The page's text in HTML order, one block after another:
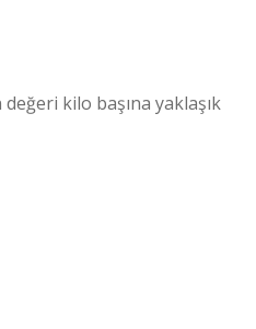
kilo başına yaklaşık